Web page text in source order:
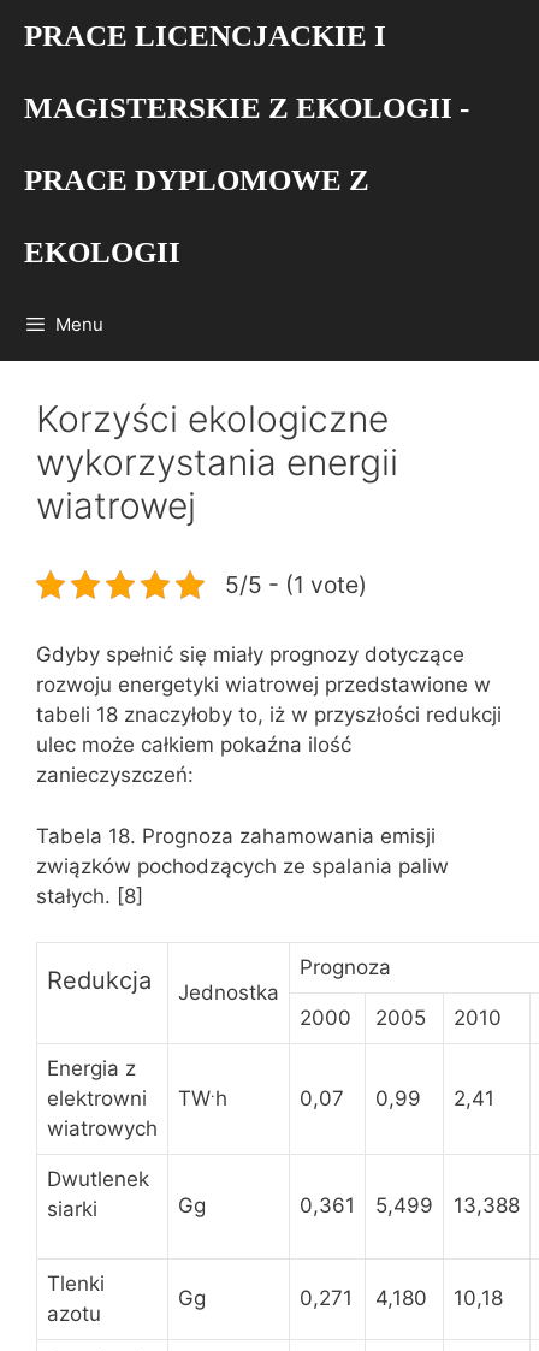
PRACE LICENCJACKIE I
MAGISTERSKIE Z EKOLOGII -
PRACE DYPLOMOWE Z
EKOLOGII
Menu
Korzyści ekologiczne
wykorzystania energii
wiatrowej
5/5 - (1 vote)
Gdyby spełnić się miały prognozy dotyczące
rozwoju energetyki wiatrowej przedstawione w
tabeli 18 znaczyłoby to, iż w przyszłości redukcji
ulec może całkiem pokaźna ilość
zanieczyszczeń:
Tabela 18. Prognoza zahamowania emisji
związków pochodzących ze spalania paliw
stałych. [8]
Redukcja Jednostka
Prognoza
2000 2005 2010
Energia z
elektrowni
wiatrowych
TW.h 0,07 0,99 2,41
Dwutlenek
siarki
Gg 0,361 5,499 13,388
Tlenki
azotu
Gg 0,271 4,180 10,18